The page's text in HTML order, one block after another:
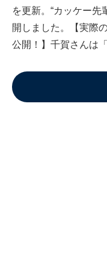
を更新。“カッケー先
開しました。【実際
公開！】千賀さんは